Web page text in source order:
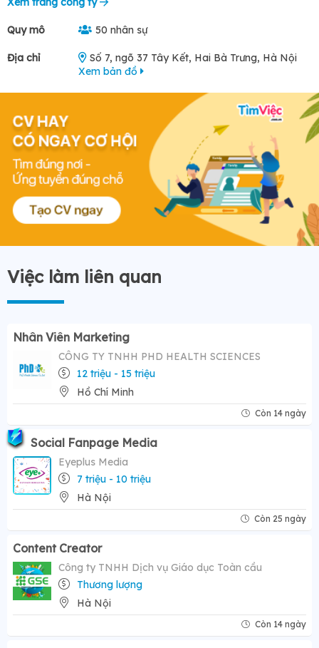
Quy mô 50 nhân sự
Địa chỉ
Số 7, ngõ 37 Tây Kết, Hai Bà Trưng, Hà Nội
Xem bản đồ
Việc làm liên quan
Nhân Viên Marketing
CÔNG TY TNHH PHD HEALTH SCIENCES
12 triệu - 15 triệu
Hồ Chí Minh
Còn 14 ngày
Social Fanpage Media
Eyeplus Media
7 triệu - 10 triệu
Hà Nội
Còn 25 ngày
Content Creator
Công ty TNHH Dịch vụ Giáo dục Toàn cầu
Thương lượng
Hà Nội
Còn 14 ngày